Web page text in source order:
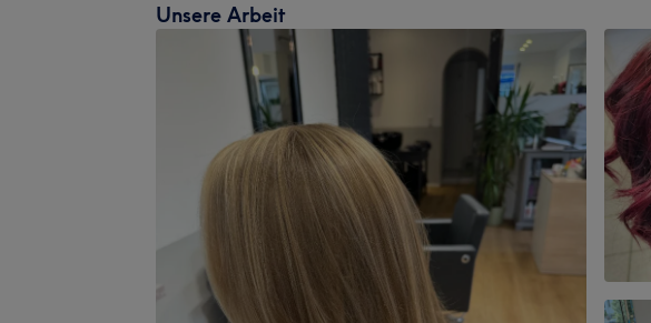
Unsere Arbeit